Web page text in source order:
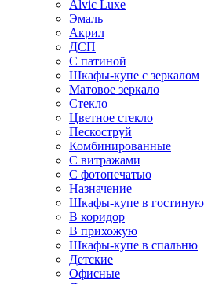
Alvic Luxe
Эмаль
Акрил
ДСП
С патиной
Шкафы-купе с зеркалом
Матовое зеркало
Стекло
Цветное стекло
Пескоструй
Комбинированные
С витражами
С фотопечатью
Назначение
Шкафы-купе в гостиную
В коридор
В прихожую
Шкафы-купе в спальню
Детские
Офисные